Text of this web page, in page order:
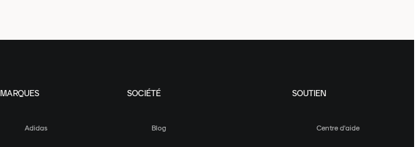
MARQUES
Adidas
SOCIÉTÉ
Blog
SOUTIEN
Centre d'aide